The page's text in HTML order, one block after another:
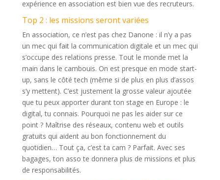
expérience en association est bien vue des recruteurs.
Top 2 : les missions seront variées
En association, ce n’est pas chez Danone : il n’y a pas
un mec qui fait la communication digitale et un mec qui
s’occupe des relations presse. Tout le monde met la
main dans le cambouis. On est presque en mode start-
up, sans le côté tech (même si de plus en plus d’assos
s’y mettent). C’est justement la grosse valeur ajoutée
que tu peux apporter durant ton stage en Europe : le
digital, tu connais. Pourquoi ne pas les aider sur ce
point ? Maîtrise des réseaux, contenu web et outils
gratuits qui aident au bon fonctionnement du
quotidien… Tout ça, c’est ta cam ? Parfait. Avec ses
bagages, ton asso te donnera plus de missions et plus
de responsabilités.